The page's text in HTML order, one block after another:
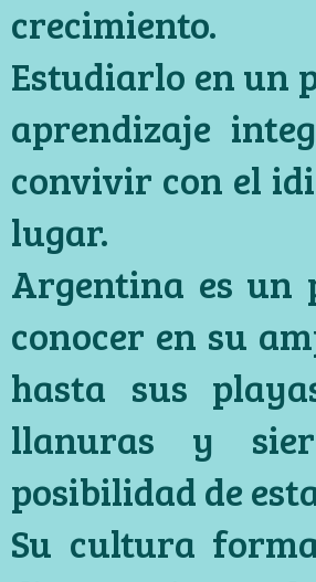
crecimiento.
Estudiarlo en un
aprendizaje
convivir con el
lugar.
Argentina es un
conocer en su
hasta sus
llanuras y
posibilidad de
Su cultura